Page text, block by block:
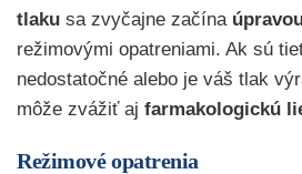
tlaku sa zvyčajne začína
režimovými opatreniami. Ak sú
nedostatočné alebo je váš tlak
môže zvážiť aj farmakologickú
Režimové opatrenia